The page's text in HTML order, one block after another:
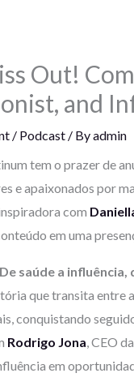
Out!
and
/ Podcast/ Byadmin
tem o prazer de
e apaixonados por
com
em uma
De saúde a influência,
que transita entre
conquistando
Rodrigo Jona, CEO da
em